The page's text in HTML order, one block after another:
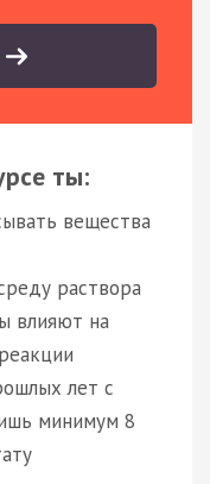
ты:
вещества
раствора
влияют на
лет с
минимум 8